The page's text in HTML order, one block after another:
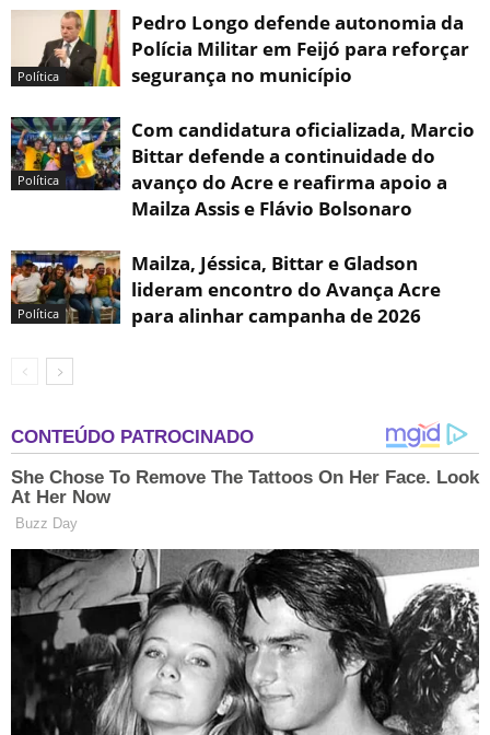
Política
Pedro Longo defende autonomia da
Polícia Militar em Feijó para reforçar
segurança no município
Política
Com candidatura oficializada, Marcio
Bittar defende a continuidade do
avanço do Acre e reafirma apoio a
Mailza Assis e Flávio Bolsonaro
Política
Mailza, Jéssica, Bittar e Gladson
lideram encontro do Avança Acre
para alinhar campanha de 2026